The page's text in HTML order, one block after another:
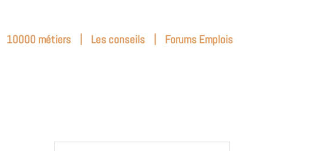
10000 métiers | Les conseils | Forums Emplois